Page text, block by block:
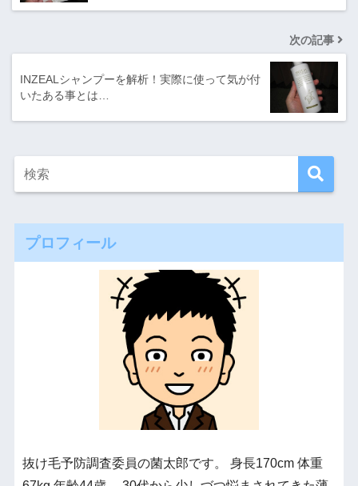
次の記事
INZEALシャンプーを解析！実際に使って気が付
いたある事とは…
プロフィール
抜け毛予防調査委員の菌太郎です。 身長170cm 体重